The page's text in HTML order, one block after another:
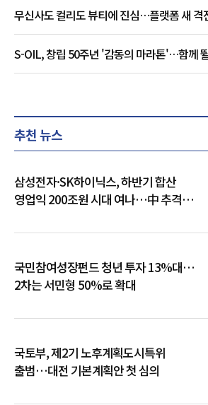
무신사도 컬리도 뷰티에 진심…플랫폼 새 격
S-OIL, 창립 50주년 '감동의 마라톤'…함께
추천 뉴스
삼성전자·SK하이닉스, 하반기 합산
영업익 200조원 시대 여나…中 추격은
국민참여성장펀드 청년 투자 13%대…
2차는 서민형 50%로 확대
국토부, 제2기 노후계획도시특위
출범…대전 기본계획안 첫 심의